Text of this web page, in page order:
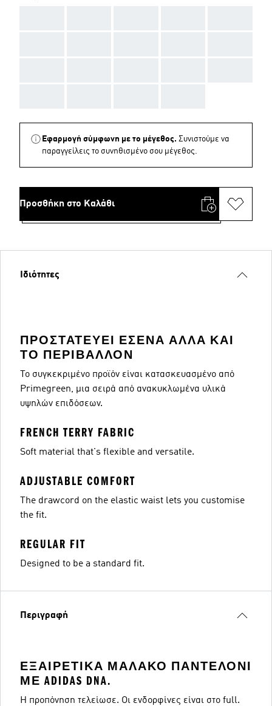
Εφαρμογή σύμφωνη με το μέγεθος. Συνιστούμε να
παραγγείλεις το συνηθισμένο σου μέγεθος.
Προσθήκη στο Καλάθι
Ιδιότητες
ΠΡΟΣΤΑΤΕΎΕΙ ΕΣΈΝΑ ΑΛΛΆ ΚΑΙ
ΤΟ ΠΕΡΙΒΆΛΛΟΝ
Το συγκεκριμένο προϊόν είναι κατασκευασμένο από
Primegreen, μια σειρά από ανακυκλωμένα υλικά
υψηλών επιδόσεων.
FRENCH TERRY FABRIC
Soft material that's flexible and versatile.
ADJUSTABLE COMFORT
The drawcord on the elastic waist lets you customise
the fit.
REGULAR FIT
Designed to be a standard fit.
Περιγραφή
ΕΞΑΙΡΕΤΙΚΆ ΜΑΛΑΚΌ ΠΑΝΤΕΛΌΝΙ
ΜΕ ADIDAS DNA.
Η προπόνηση τελείωσε. Οι ενδορφίνες είναι στo full.